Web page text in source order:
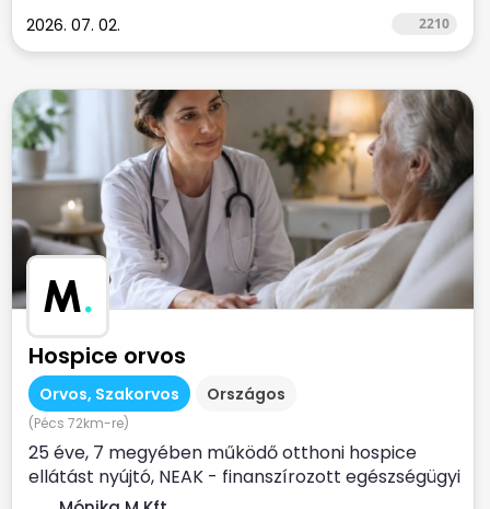
2026. 07. 02. 2210
M.
Hospice orvos
Orvos, Szakorvos Országos
(Pécs 72km-re)
25 éve, 7 megyében működő otthoni hospice
ellátást nyújtó, NEAK - finanszírozott egészségügyi
szolgálat...